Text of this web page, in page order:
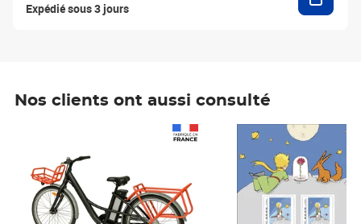
Expédié sous 3 jours
Nos clients ont aussi consulté
Prix 7,50€